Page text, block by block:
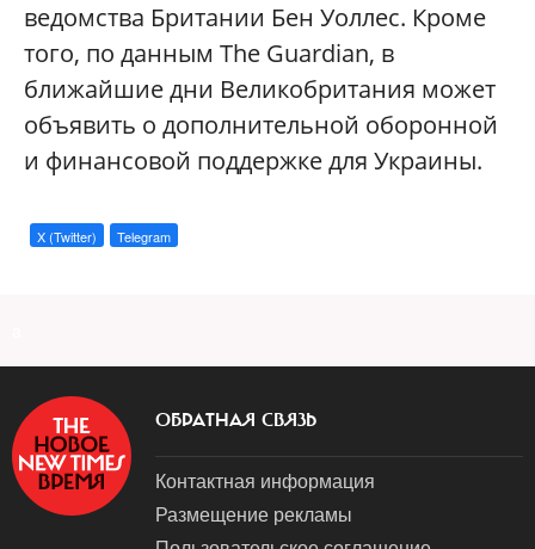
ведомства Британии Бен Уоллес. Кроме
того, по данным The Guardian, в
ближайшие дни Великобритания может
объявить о дополнительной оборонной
и финансовой поддержке для Украины.
X (Twitter) Telegram
ОБРАТНАЯ СВЯЗЬ
Контактная информация
Размещение рекламы